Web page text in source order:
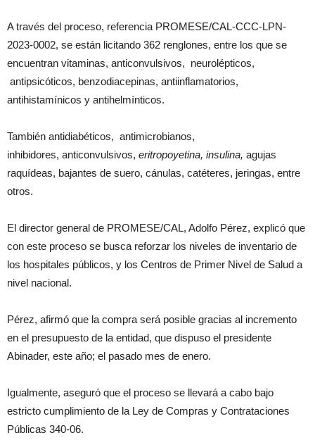
A través del proceso, referencia PROMESE/CAL-CCC-LPN-
2023-0002, se están licitando 362 renglones, entre los que se
encuentran vitaminas, anticonvulsivos, neurolépticos,
antipsicóticos, benzodiacepinas, antiinflamatorios,
antihistamínicos y antihelmínticos.
También antidiabéticos, antimicrobianos,
inhibidores, anticonvulsivos, eritropoyetina, insulina, agujas
raquídeas, bajantes de suero, cánulas, catéteres, jeringas, entre
otros.
El director general de PROMESE/CAL, Adolfo Pérez, explicó que
con este proceso se busca reforzar los niveles de inventario de
los hospitales públicos, y los Centros de Primer Nivel de Salud a
nivel nacional.
Pérez, afirmó que la compra será posible gracias al incremento
en el presupuesto de la entidad, que dispuso el presidente
Abinader, este año; el pasado mes de enero.
Igualmente, aseguró que el proceso se llevará a cabo bajo
estricto cumplimiento de la Ley de Compras y Contrataciones
Públicas 340-06.